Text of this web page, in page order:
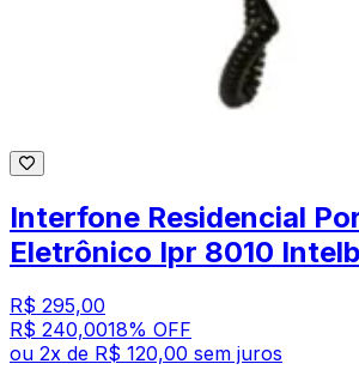
Interfone Residencial
Eletrônico Ipr 8010
R$ 295,00
R$ 240,0018% OFF
ou 2x de R$ 120,00 sem juros